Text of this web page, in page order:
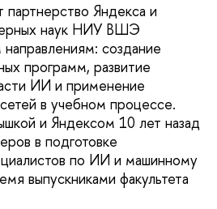
Яндекса и
наук НИУ ВШЭ
создание
программ, развитие
ИИ и применение
в учебном процессе.
и Яндексом 10 лет назад
в подготовке
по ИИ и машинному
выпускниками факультета